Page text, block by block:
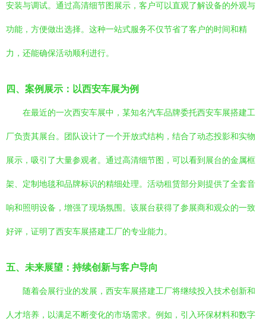
安装与调试。通过高清细节图展示，客户可以直观了解设备的外观与
功能，方便做出选择。这种一站式服务不仅节省了客户的时间和精
力，还能确保活动顺利进行。
四、案例展示：以西安车展为例
在最近的一次西安车展中，某知名汽车品牌委托西安车展搭建工
厂负责其展台。团队设计了一个开放式结构，结合了动态投影和实物
展示，吸引了大量参观者。通过高清细节图，可以看到展台的金属框
架、定制地毯和品牌标识的精细处理。活动租赁部分则提供了全套音
响和照明设备，增强了现场氛围。该展台获得了参展商和观众的一致
好评，证明了西安车展搭建工厂的专业能力。
五、未来展望：持续创新与客户导向
随着会展行业的发展，西安车展搭建工厂将继续投入技术创新和
人才培养，以满足不断变化的市场需求。例如，引入环保材料和数字